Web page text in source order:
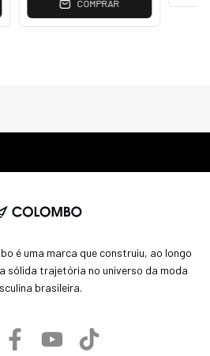
COMPRAR
é uma marca que construiu, ao longo
sólida trajetória no universo da moda
brasileira.